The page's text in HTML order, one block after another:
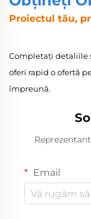
Proiectul tău,
Completați detaliile
oferi rapid o ofertă
împreună.
Email